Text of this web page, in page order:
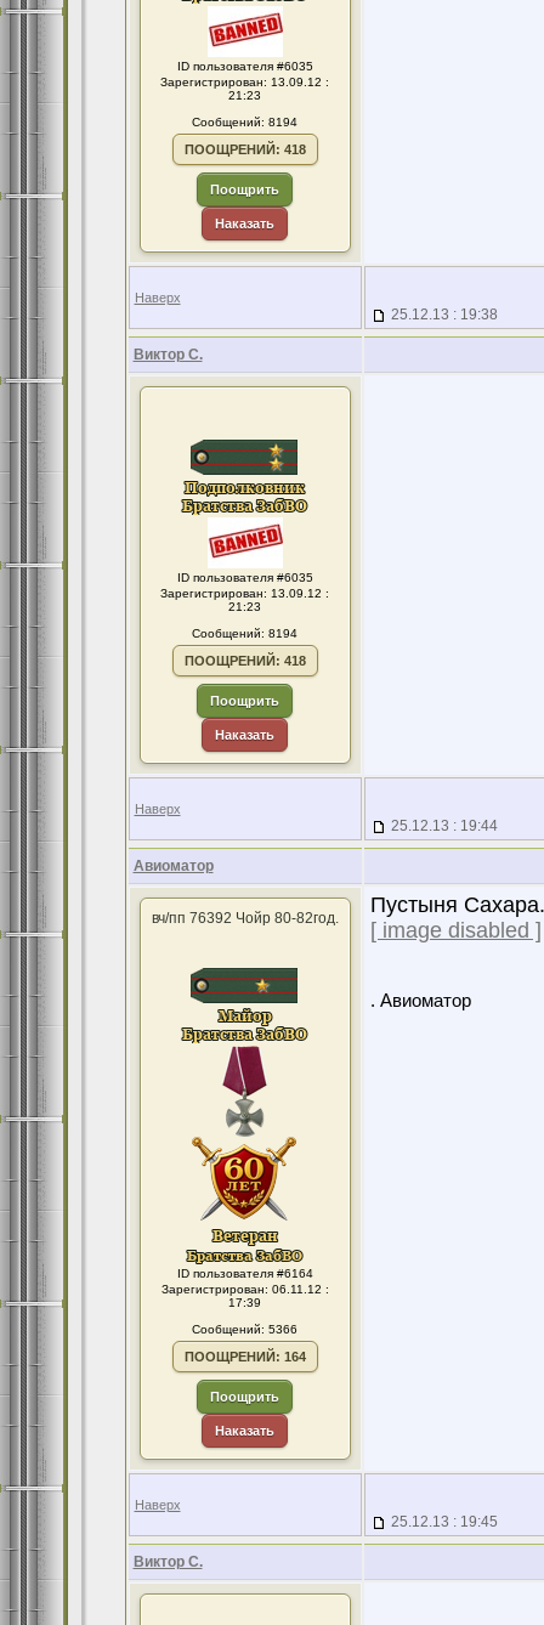
ID пользователя #6035
Зарегистрирован: 13.09.12 :
21:23
Сообщений: 8194
ПООЩРЕНИЙ: 418
Поощрить
Наказать
Наверх
25.12.13 : 19:38
Виктор С.
ID пользователя #6035
Зарегистрирован: 13.09.12 :
21:23
Сообщений: 8194
ПООЩРЕНИЙ: 418
Поощрить
Наказать
Наверх
25.12.13 : 19:44
Авиоматор
вч/пп 76392 Чойр 80-82год.
ID пользователя #6164
Зарегистрирован: 06.11.12 :
17:39
Сообщений: 5366
ПООЩРЕНИЙ: 164
Поощрить
Наказать
Пустыня Сахара.
[ image disabled ]
. Авиоматор
Наверх
25.12.13 : 19:45
Виктор С.